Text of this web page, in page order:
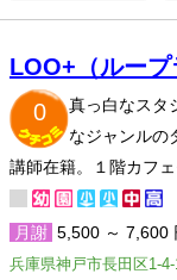
LOO+（ループ
0
真っ白なスタ
なジャンルの
講師在籍。１階カフ
月謝 5,500 ～ 7,600
兵庫県神戸市長田区1-